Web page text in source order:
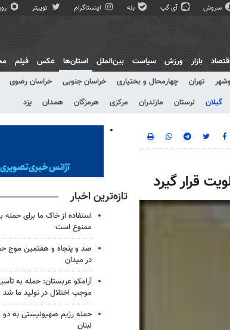
سروش آی گپ بله اینستاگرام توییتر
بازار ورزش سیاست بین‌الملل
استان‌ها
تهران چهارمحال و بختیاری خراسان جنوبی خراسان رضوی
گیلان لرستان مازندران مرکزی هرمزگان همدان یزد
عکس فیلم
قرار گیرد
تازه‌ترین اخبار
استفاده از خاک ما برای
ممنوع است
صد و پنجاه و هفتمین موج
در میدان
آرامکو عربستان: حمله به
موجب اختلال در تولید ما شد
حمله رژیم صهیونیستی به
لبنان